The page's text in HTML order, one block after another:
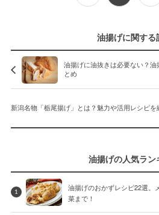
油揚げに関する
油揚げに油抜きは必要ない？
とめ
新潟名物「栃尾揚げ」とは？魅力や活用レシピを
油揚げの人気ラン
1
油揚げのおかずレシピ22選。
菜まで！